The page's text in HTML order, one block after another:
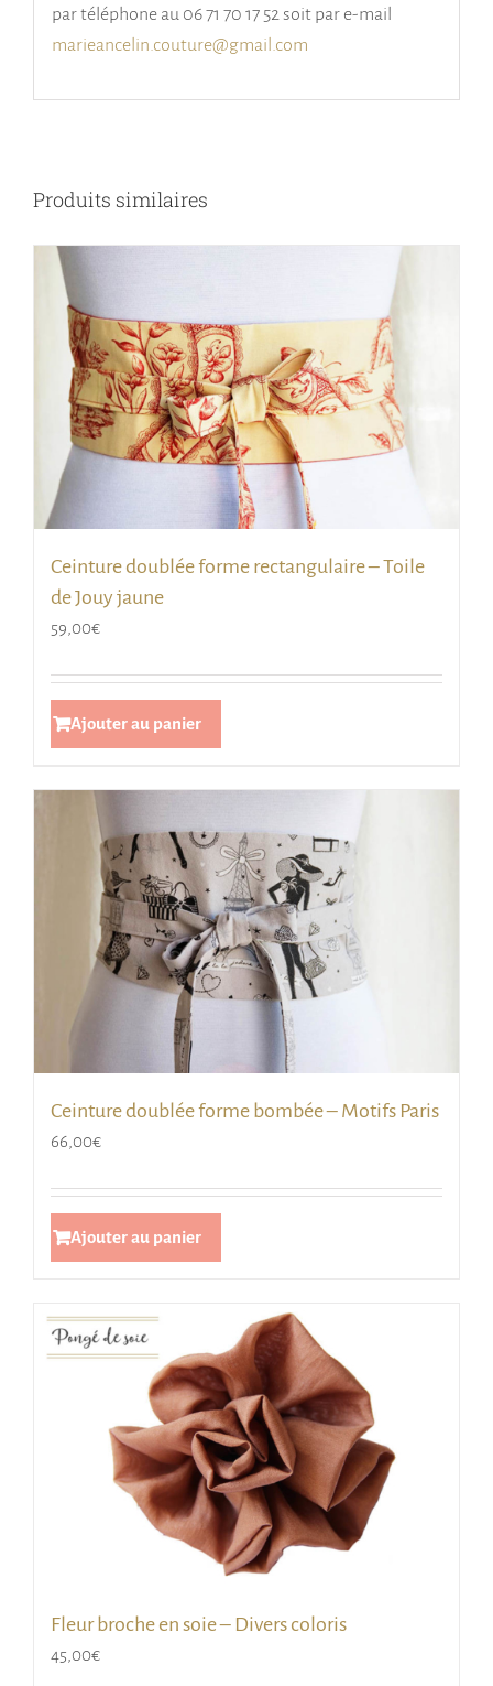
par téléphone au 06 71 70 17 52 soit par e-mail
marieancelin.couture@gmail.com
Produits similaires
Ceinture doublée forme rectangulaire – Toile
de Jouy jaune
59,00€
Ajouter au panier
Ceinture doublée forme bombée – Motifs Paris
66,00€
Ajouter au panier
Fleur broche en soie – Divers coloris
45,00€